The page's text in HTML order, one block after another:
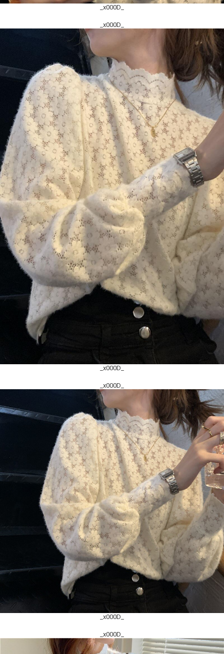
_x000D_
_x000D_
_x000D_
_x000D_
_x000D_
_x000D_